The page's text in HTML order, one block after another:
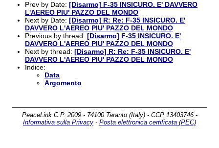
Prev by Date: [Disarmo] F-35 INSICURO. E' DAVVERO
L'AEREO PIU' PAZZO DEL MONDO
Next by Date: [Disarmo] R: Re: F-35 INSICURO. E'
DAVVERO L'AEREO PIU' PAZZO DEL MONDO
Previous by thread: [Disarmo] F-35 INSICURO. E'
DAVVERO L'AEREO PIU' PAZZO DEL MONDO
Next by thread: [Disarmo] R: Re: F-35 INSICURO. E'
DAVVERO L'AEREO PIU' PAZZO DEL MONDO
Indice:
Data
Argomento
PeaceLink C.P. 2009 - 74100 Taranto (Italy) - CCP 13403746 -
Informativa sulla Privacy - Posta elettronica certificata (PEC)